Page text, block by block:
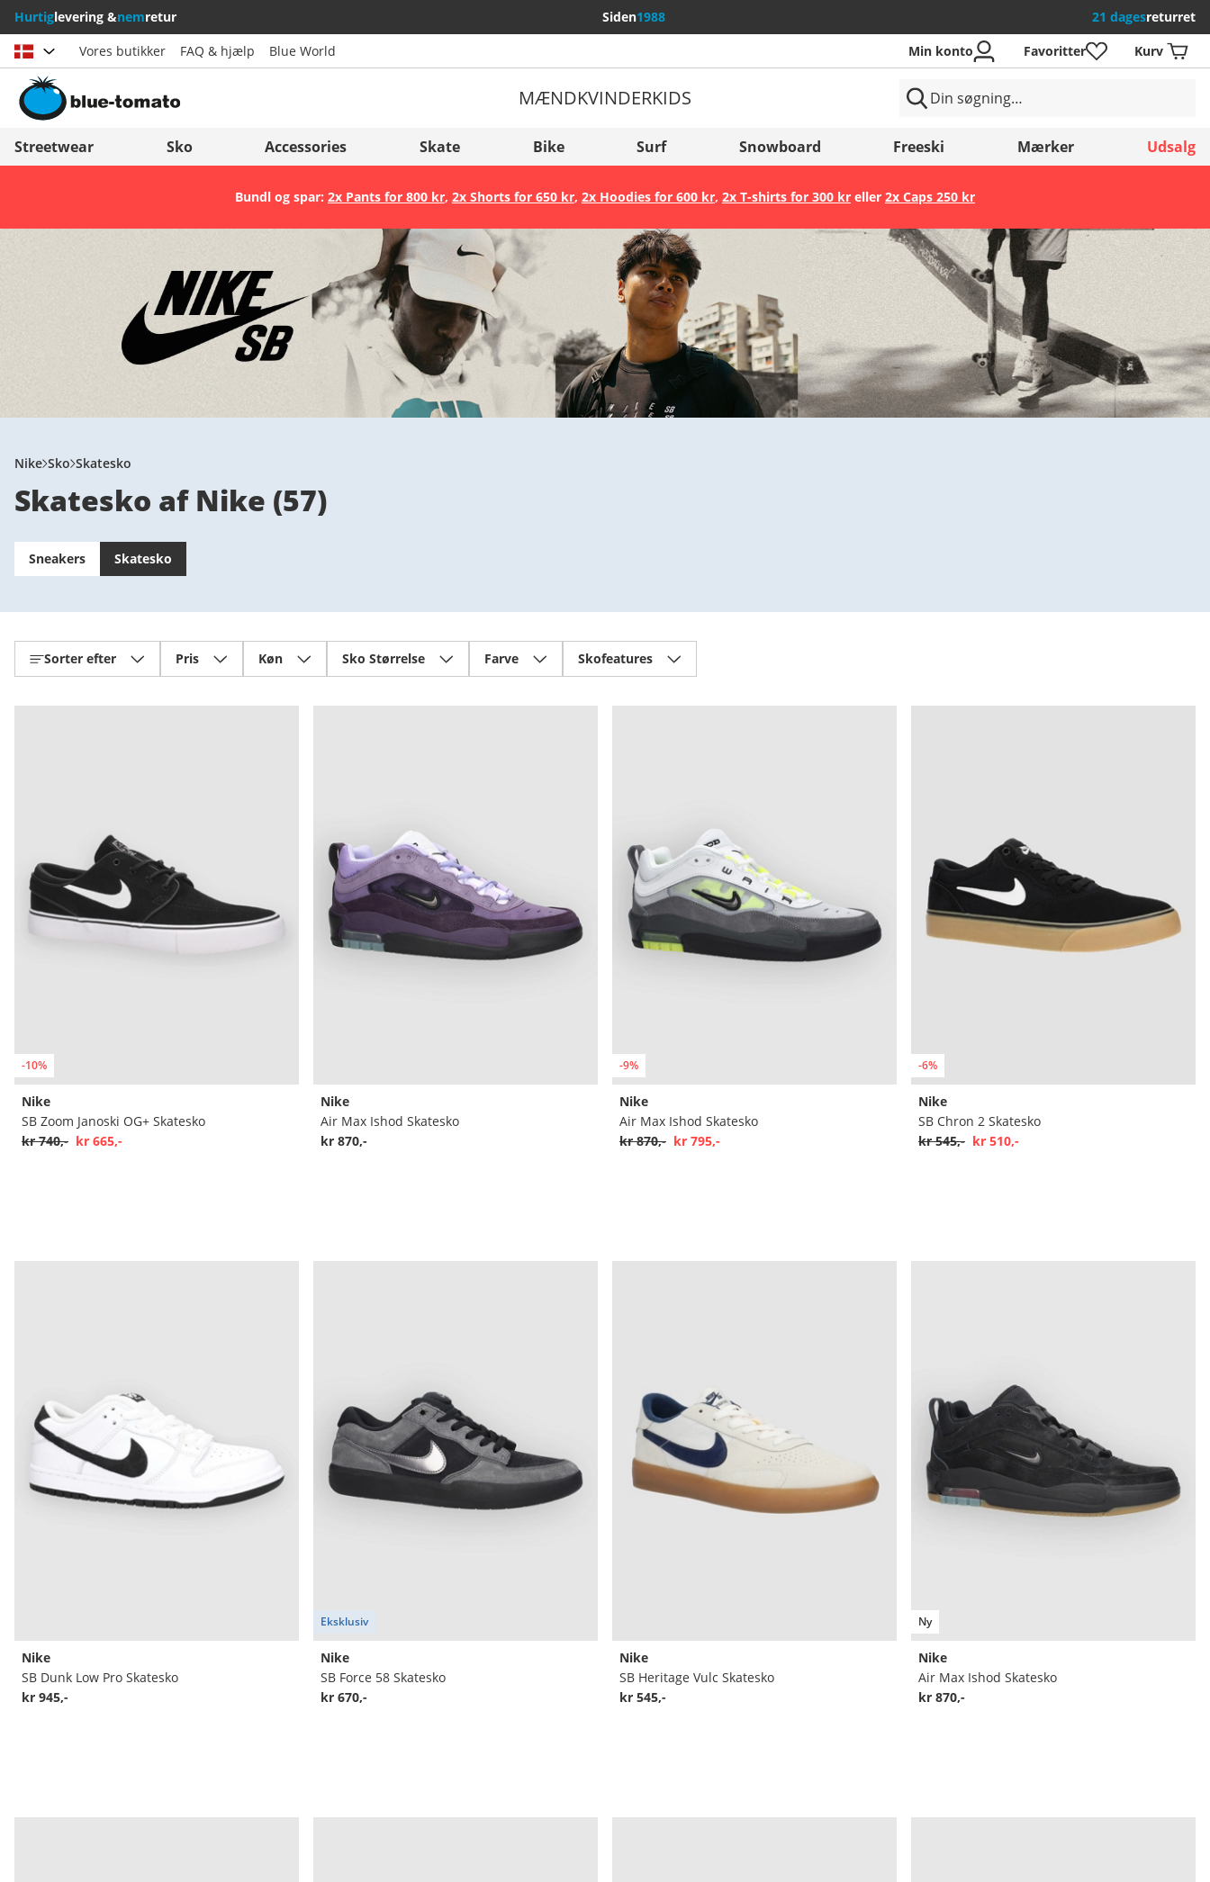
Hurtiglevering &nemretur Siden1988 21 dagesreturret
Vælg land
Österreich
Italia (Italiano)
Italien (Deutsch)
Suomi
United Kingdom
Slovenija
België (Nederlands)
Belgique (Français)
Norge
Gem
Vores butikker FAQ & hjælp Blue World Min konto Favoritter Kurv
MÆNDKVINDERKIDS
Streetwear Sko Accessories Skate Bike Surf Snowboard Freeski Mærker Udsalg
Bundl og spar: 2x Pants for 800 kr, 2x Shorts for 650 kr, 2x Hoodies for 600 kr, 2x T-shirts for 300 kreller 2x Caps 250 kr
Nike Sko Skatesko
Skatesko af Nike (57)
Sneakers Skatesko
Sorter efter Pris Køn Sko Størrelse Farve Skofeatures
-10%
Nike
SB Zoom Janoski OG+ Skatesko
kr 740,- kr 665,-
Nike
Air Max Ishod Skatesko
kr 870,-
-9%
Nike
Air Max Ishod Skatesko
kr 870,- kr 795,-
-6%
Nike
SB Chron 2 Skatesko
kr 545,- kr 510,-
Nike
SB Dunk Low Pro Skatesko
kr 945,-
Eksklusiv
Nike
SB Force 58 Skatesko
kr 670,-
Nike
SB Heritage Vulc Skatesko
kr 545,-
Ny
Nike
Air Max Ishod Skatesko
kr 870,-